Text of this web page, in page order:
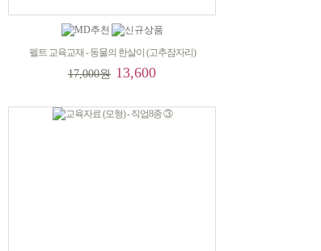
펠트 교육교재 - 동물의 한살이 (고추잠자리)
17,000원 13,600